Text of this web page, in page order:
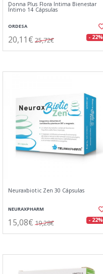
Donna Plus Flora Íntima Bienestar
Íntimo 14 Cápsulas
ORDESA
20,11€ 25,72€ - 22%
Neuraxbiotic Zen 30 Cápsulas
NEURAXPHARM
15,08€ 19,28€ - 22%